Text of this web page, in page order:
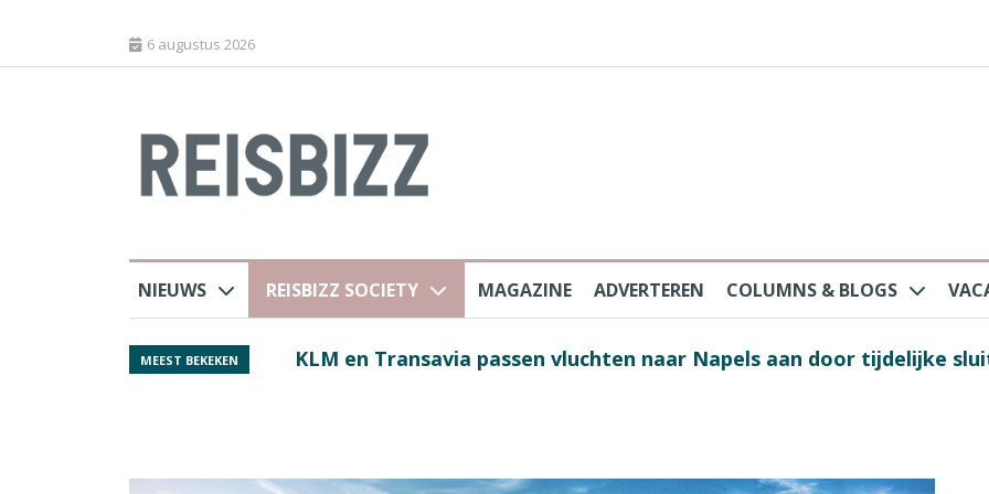
6 augustus 2026
NIEUWS REISBIZZ SOCIETY MAGAZINE ADVERTEREN COLUMNS & BLOGS
MEEST BEKEKEN
luchthaven
Spaans verkeersbureau na protesten massatoerisme: ‘Nederlandse